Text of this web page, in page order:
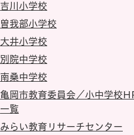
吉川小学校
曽我部小学校
大井小学校
別院中学校
南桑中学校
亀岡市教育委員会／小中学校
一覧
みらい教育リサーチセンター